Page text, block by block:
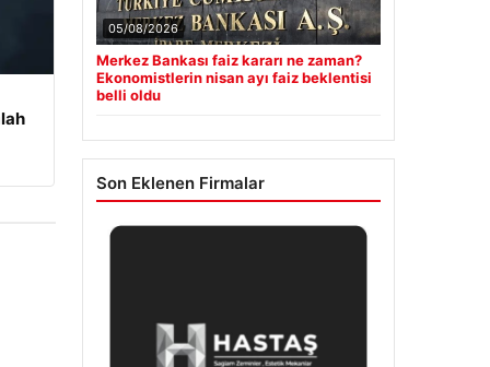
05/08/2026
Merkez Bankası faiz kararı ne zaman?
Ekonomistlerin nisan ayı faiz beklentisi
belli oldu
Son Eklenen Firmalar